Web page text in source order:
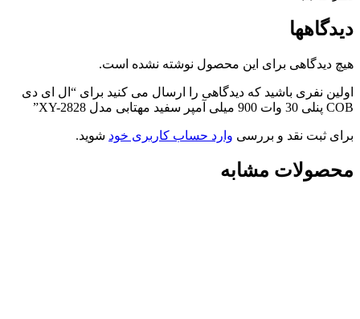
دیدگاهها
هیچ دیدگاهی برای این محصول نوشته نشده است.
اولین نفری باشید که دیدگاهی را ارسال می کنید برای “ال ای دی
COB پنلی 30 وات 900 میلی آمپر سفید مهتابی مدل XY-2828”
برای ثبت نقد و بررسی وارد حساب کاربری خود شوید.
محصولات مشابه